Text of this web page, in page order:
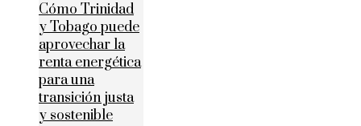
Cómo Trinidad
y Tobago puede
aprovechar la
renta energética
para una
transición justa
y sostenible